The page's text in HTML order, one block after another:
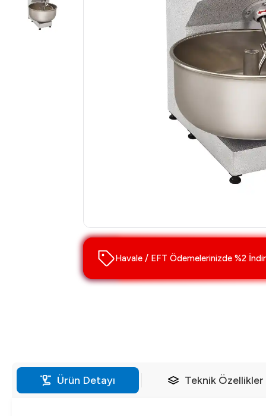
Havale / EFT Ödemelerinizde %2
Ürün Detayı Teknik Özellikler